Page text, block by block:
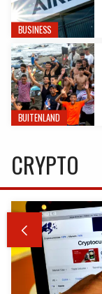
BUSINESS
BUITENLAND
CRYPTO
